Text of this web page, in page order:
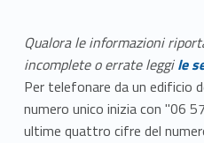
Qualora le informazioni
incomplete o errate leggile
Per telefonare da un edificio
numero unico inizia con "06
ultime quattro cifre del